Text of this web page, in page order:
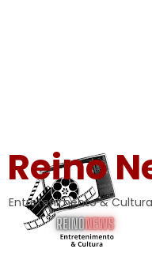
Reino
Entretenimento & Cultura